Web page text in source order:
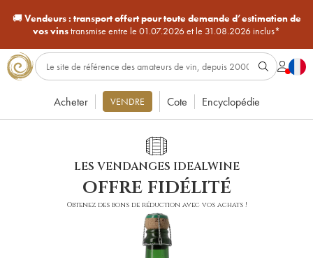
🚚Vendeurs : transport offert pour toute demande d’estimation de
vos vinstransmise entre le 01.07.2026 et le 31.08.2026 inclus*
Acheter VENDRE Cote Encyclopédie
LES VENDANGES IDEALWINE
offre fidélité
Obtenez des bons de réduction avec vos achats !